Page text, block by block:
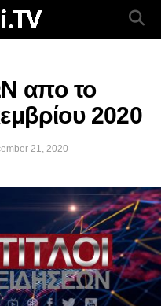
απο το
2020
21, 2020